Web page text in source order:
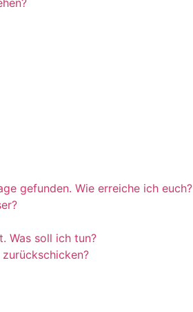
gefunden. Wie erreiche ich euch?
Was soll ich tun?